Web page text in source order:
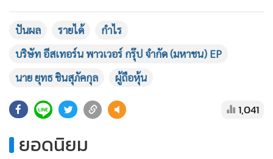
มิถุนายน 2565 นอกจากนี้แล้วบริษัทฯ ได้เข้าไปศึกษาพัฒนา
พลังงานไฟฟ้ากังหันลม และพลังงานทางเลือกอื่นๆ อยู่ในกลุ่ม
ประเทศอาเซียน คาดว่าจะมีความชัดเจนภายในปีนี้
ปันผล รายได้
กำไร
บริษัท อีสเทอร์น พาวเวอร์ กรุ๊ป จำกัด (มหาชน) EP
นาย ยุทธ ชินสุภัคกุล
ผู้ถือหุ้น
1,041
ยอดนิยม